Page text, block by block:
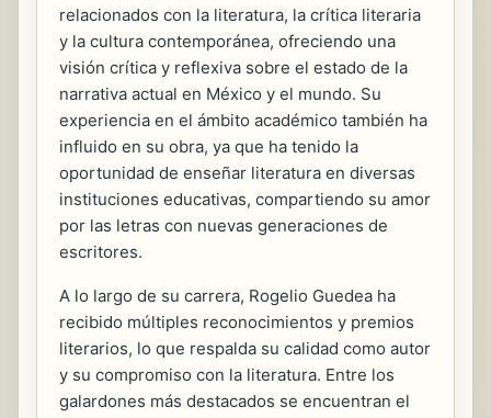
relacionados con la literatura, la crítica literaria
y la cultura contemporánea, ofreciendo una
visión crítica y reflexiva sobre el estado de la
narrativa actual en México y el mundo. Su
experiencia en el ámbito académico también ha
influido en su obra, ya que ha tenido la
oportunidad de enseñar literatura en diversas
instituciones educativas, compartiendo su amor
por las letras con nuevas generaciones de
escritores.
A lo largo de su carrera, Rogelio Guedea ha
recibido múltiples reconocimientos y premios
literarios, lo que respalda su calidad como autor
y su compromiso con la literatura. Entre los
galardones más destacados se encuentran el